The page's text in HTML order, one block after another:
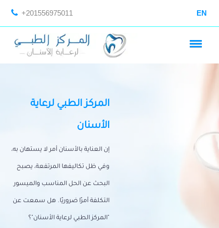
+201556975011 EN
المركز الطبي لرعاية
الأسنان
إن العناية بالأسنان أمر لا يستهان به،
وفي ظل تكاليفها المرتفعة، يصبح
البحث عن الحل المناسب والميسور
التكلفة أمرًا ضروريًا. هل سمعت عن
"المركز الطبي لرعاية الأسنان"؟